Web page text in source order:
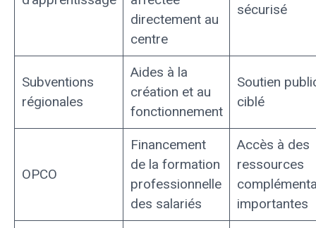
directement au
centre
sécurisé
Subventions
régionales
Aides à la
création et au
fonctionnement
Soutien
ciblé
OPCO
Financement
de la formation
professionnelle
des salariés
Accès à des
ressources
importantes